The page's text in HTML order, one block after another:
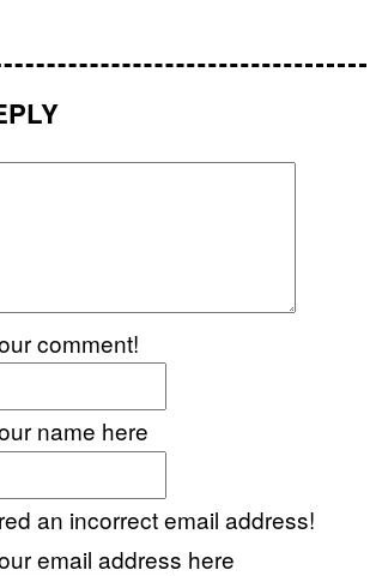
comment!
name here
an incorrect email address!
email address here